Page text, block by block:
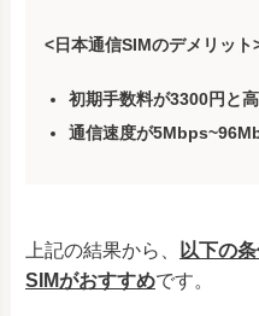
<日本通信SIMのデメリット
初期手数料が3300円と
通信速度が
上記の結果から、
以下の
SIMがおすすめです。